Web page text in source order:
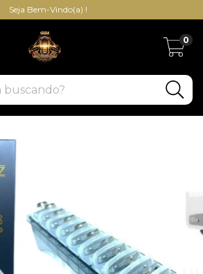
Seja Bem-Vindo(a) !
0